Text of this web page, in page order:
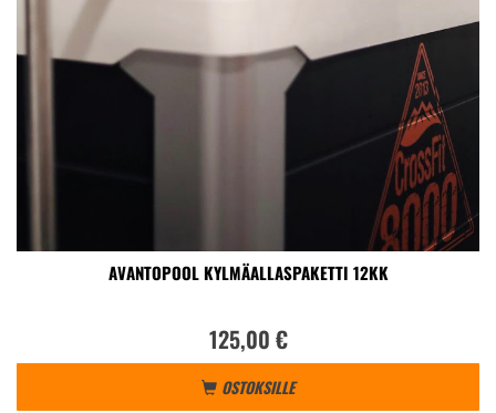
AVANTOPOOL KYLMÄALLASPAKETTI 12KK
125,00 €
OSTOKSILLE